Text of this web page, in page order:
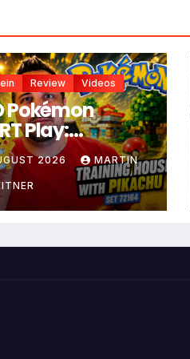
Review Videos
Pokémon
Play:
mit
2026 MARTIN